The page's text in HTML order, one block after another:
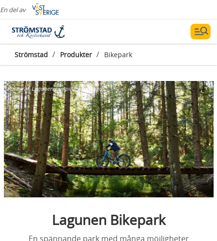
En del av
Strömstad / Produkter / Bikepark
Fotograf:Lagunen camping och stugor
Lagunen Bikepark
En spännande park med många möjligheter